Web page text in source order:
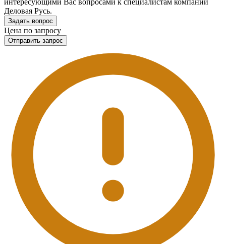
Деловая Русь.
Задать вопрос
Цена по запросу
Отправить запрос